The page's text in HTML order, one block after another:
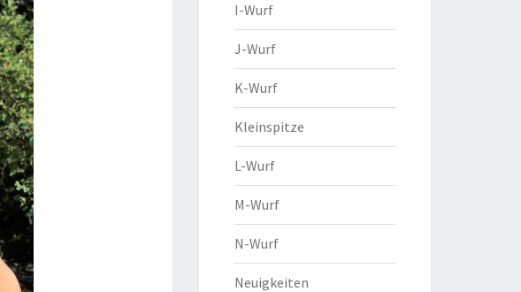
I-Wurf
J-Wurf
K-Wurf
Kleinspitze
L-Wurf
M-Wurf
N-Wurf
Neuigkeiten